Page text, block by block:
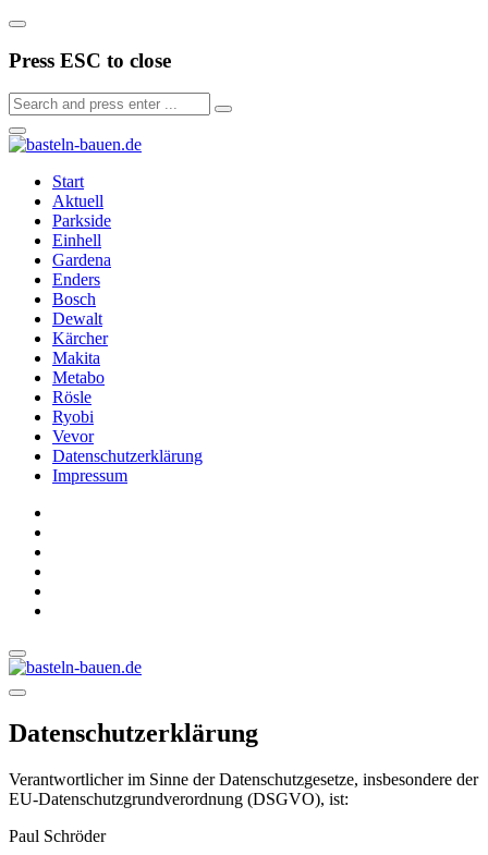
Press ESC to close
Start
Aktuell
Parkside
Einhell
Gardena
Enders
Bosch
Dewalt
Kärcher
Makita
Metabo
Rösle
Ryobi
Vevor
Datenschutzerklärung
Impressum
Datenschutzerklärung
Verantwortlicher im Sinne der Datenschutzgesetze, insbesondere der
EU-Datenschutzgrundverordnung (DSGVO), ist:
Paul Schröder